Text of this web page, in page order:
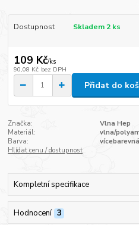
Dostupnost Skladem 2 ks
109 Kč/ks
90,08 Kč bez DPH
Přidat do
Značka:
Vlna Hep
Materiál:
vlna/
Barva:
vícebarevná
Hlídat cenu / dostupnost
Kompletní specifikace
Hodnocení 3